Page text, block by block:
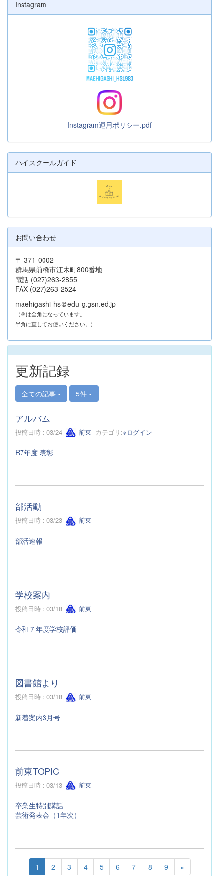
Instagram
Instagram運用ポリシー.pdf
ハイスクールガイド
お問い合わせ
〒 371-0002
群馬県前橋市江木町800番地
電話 (027)263-2855
FAX (027)263-2524
maehigashi-hs＠edu-g.gsn.ed.jp
（＠は全角になっています。
半角に直してお使いください。）
更新記録
全ての記事 5件
アルバム
投稿日時 : 03/24 前東 カテゴリ:※ログイン
R7年度 表彰
部活動
投稿日時 : 03/23 前東
部活速報
学校案内
投稿日時 : 03/18 前東
令和７年度学校評価
図書館より
投稿日時 : 03/18 前東
新着案内3月号
前東TOPIC
投稿日時 : 03/13 前東
卒業生特別講話
芸術発表会（1年次）
1 2 3 4 5 6 7 8 9 »